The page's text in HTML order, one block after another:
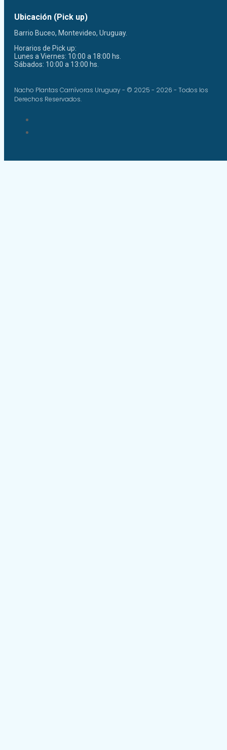
Ubicación (Pick up)
Barrio Buceo, Montevideo, Uruguay.
Horarios de Pick up:
Lunes a Viernes: 10:00 a 18:00 hs.
Sábados: 10:00 a 13:00 hs.
Nacho Plantas Carnívoras Uruguay - © 2025 - 2026 - Todos los
Derechos Reservados.